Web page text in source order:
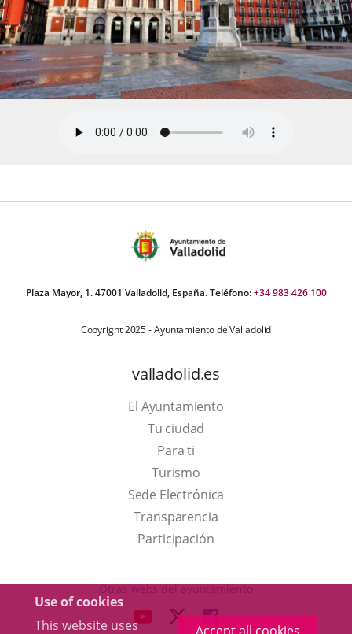
Use of cookies
This website uses
Plaza Mayor, 1. 47001 Valladolid, España. Teléfono:+34 983 426 100
Copyright 2025 - Ayuntamiento de Valladolid
valladolid.es
El Ayuntamiento
Tu ciudad
Para ti
TurismoThis
link
will
open
a
up
Sede Electrónica
Transparencia
Participación
Otras webs del ayuntamiento
LINK LINKLINK